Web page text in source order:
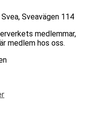
Sveavägen 114
medlemmar,
medlem hos oss.